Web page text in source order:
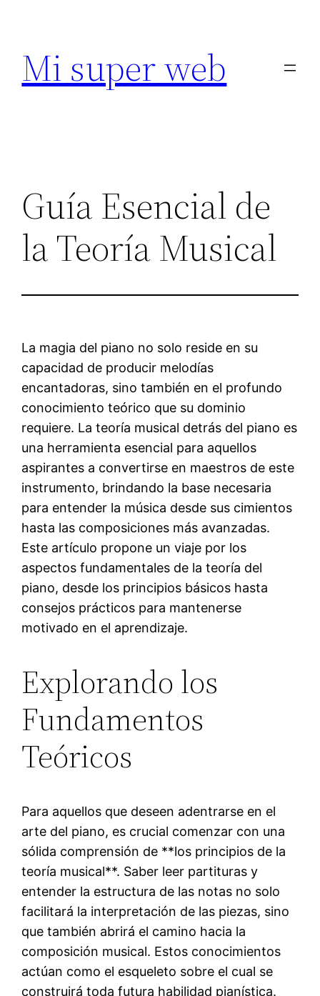
contenido
Mi super web
Guía Esencial de
la Teoría Musical
La magia del piano no solo reside en su
capacidad de producir melodías
encantadoras, sino también en el profundo
conocimiento teórico que su dominio
requiere. La teoría musical detrás del piano es
una herramienta esencial para aquellos
aspirantes a convertirse en maestros de este
instrumento, brindando la base necesaria
para entender la música desde sus cimientos
hasta las composiciones más avanzadas.
Este artículo propone un viaje por los
aspectos fundamentales de la teoría del
piano, desde los principios básicos hasta
consejos prácticos para mantenerse
motivado en el aprendizaje.
Explorando los
Fundamentos
Teóricos
Para aquellos que deseen adentrarse en el
arte del piano, es crucial comenzar con una
sólida comprensión de **los principios de la
teoría musical**. Saber leer partituras y
entender la estructura de las notas no solo
facilitará la interpretación de las piezas, sino
que también abrirá el camino hacia la
composición musical. Estos conocimientos
actúan como el esqueleto sobre el cual se
construirá toda futura habilidad pianística.